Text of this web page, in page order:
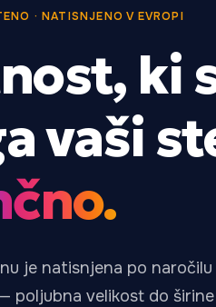
429 Botanično in
329 Živali in
239
164 Hrana in
89
· NATISNJENO V EVROPI
ki
vaši
je natisnjena po naročilu
poljubna velikost do širine